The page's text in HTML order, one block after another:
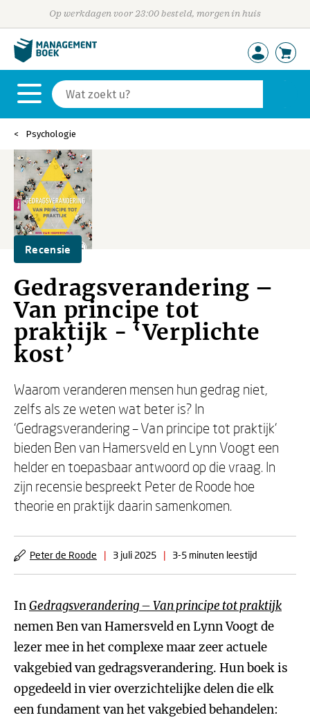
Op werkdagen voor 23:00 besteld, morgen in huis
Psychologie
Recensie
Gedragsverandering –
Van principe tot
praktijk - ‘Verplichte
kost’
Waarom veranderen mensen hun gedrag niet,
zelfs als ze weten wat beter is? In
‘Gedragsverandering – Van principe tot praktijk’
bieden Ben van Hamersveld en Lynn Voogt een
helder en toepasbaar antwoord op die vraag. In
zijn recensie bespreekt Peter de Roode hoe
theorie en praktijk daarin samenkomen.
Peter de Roode | 3 juli 2025 | 3-5 minuten leestijd
InGedragsverandering – Van principe tot praktijk
nemen Ben van Hamersveld en Lynn Voogt de
lezer mee in het complexe maar zeer actuele
vakgebied van gedragsverandering. Hun boek is
opgedeeld in vier overzichtelijke delen die elk
een fundament van het vakgebied behandelen: